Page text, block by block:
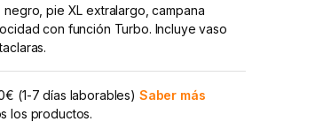
pie XL extralargo, campana
con función Turbo. Incluye vaso
(1-7 días laborables) Saber más
los productos.